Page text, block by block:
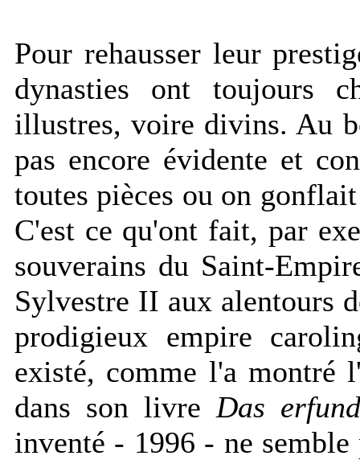
Pour rehausser leur
dynasties ont toujours
illustres, voire divins. Au
pas encore évidente et
toutes pièces ou on
C'est ce qu'ont fait, par
souverains du Saint-
Sylvestre II aux alentours
prodigieux empire
existé, comme l'a montré
dans son livre Das
inventé - 1996 - ne